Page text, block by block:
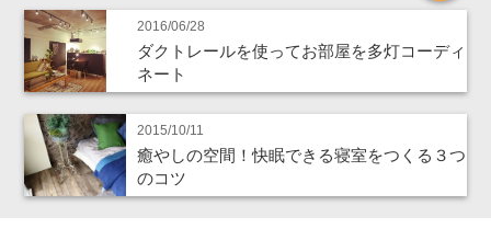
2016/06/28
ダクトレールを使ってお部屋を多灯コーディ
ネート
2015/10/11
癒やしの空間！快眠できる寝室をつくる３つ
のコツ